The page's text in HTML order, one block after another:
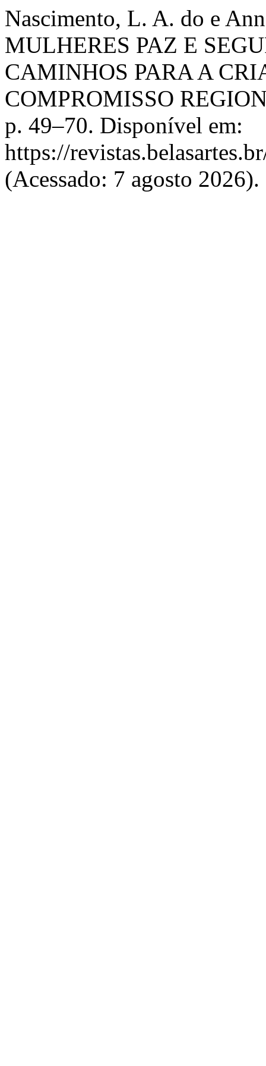
Nascimento, L. A. do e
MULHERES PAZ E
CAMINHOS PARA A
COMPROMISSO
p. 49–70. Disponível em:
https://
(Acessado: 7 agosto 2026).